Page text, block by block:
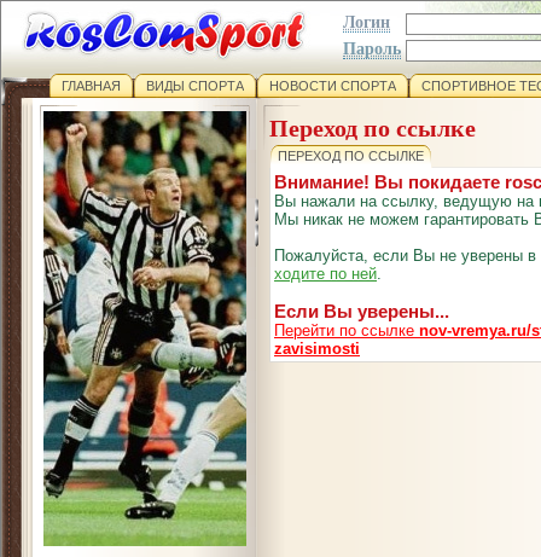
Логин
Пароль
ГЛАВНАЯ ВИДЫ СПОРТА НОВОСТИ СПОРТА СПОРТИВНОЕ
Переход по ссылке
ПЕРЕХОД ПО ССЫЛКЕ
Внимание! Вы покидаете
Вы нажали на ссылку, ведущую на
Мы никак не можем гарантировать
Пожалуйста, если Вы не уверены
ходите по ней.
Если Вы уверены...
Перейти по ссылке nov-vremya.ru/
zavisimosti